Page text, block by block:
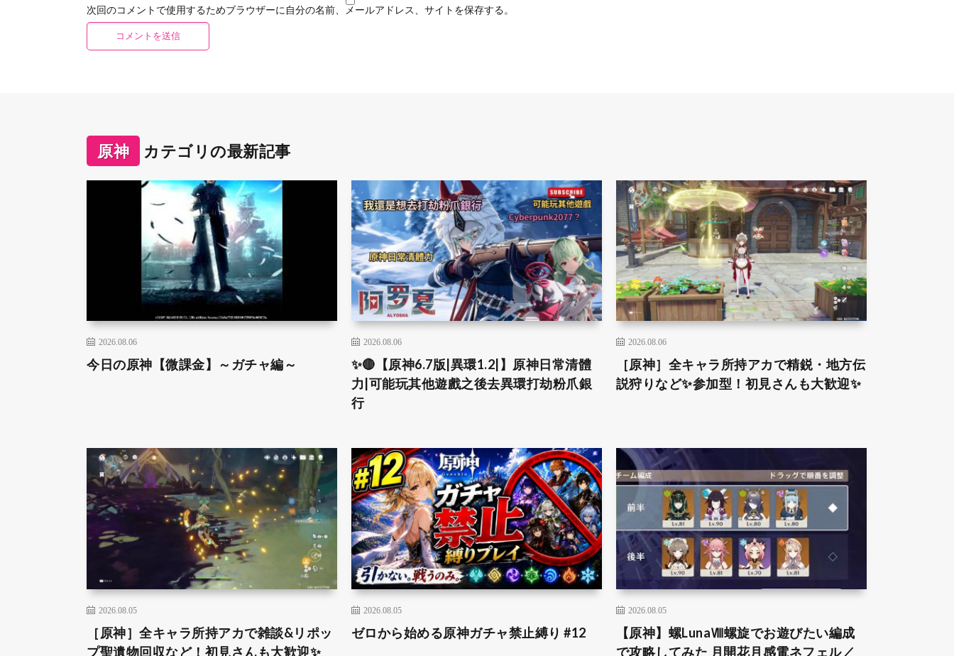
次回のコメントで使用するためブラウザーに自分の名前、メールアドレス、サイトを保存する。
原神 カテゴリの最新記事
2026.08.06
今日の原神【微課金】～ガチャ編～
2026.08.06
✨🔴【原神6.7版|異環1.2|】原神日常清體
力|可能玩其他遊戲之後去異環打劫粉爪銀
行
2026.08.06
［原神］全キャラ所持アカで精鋭・地方伝
説狩りなど✨参加型！初見さんも大歓迎✨
2026.08.05
［原神］全キャラ所持アカで雑談&リポッ
プ聖遺物回収など！初見さんも大歓迎✨
2026.08.05
ゼロから始める原神ガチャ禁止縛り #12
2026.08.05
【原神】螺LunaⅧ螺旋でお遊びたい編成
で攻略してみた 月開花月感電ネフェル／